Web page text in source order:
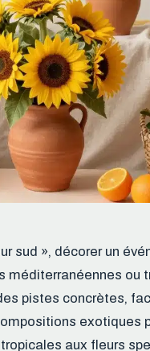
sud », décorer un
méditerranéennes ou
pistes concrètes,
exotiques
aux fleurs